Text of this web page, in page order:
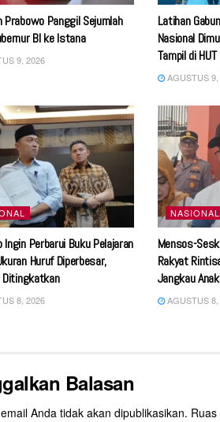
Prabowo Panggil Sejumlah
BI ke Istana
9, 2026
Latihan
Nasional
Tampil di
AGUSTUS 9,
Ingin Perbarui Buku Pelajaran
Huruf Diperbesar,
8, 2026
NASIONAL
Mensos-
Rakyat
Jangkau
AGUSTUS 8,
Balasan
Anda tidak akan dipublikasikan.